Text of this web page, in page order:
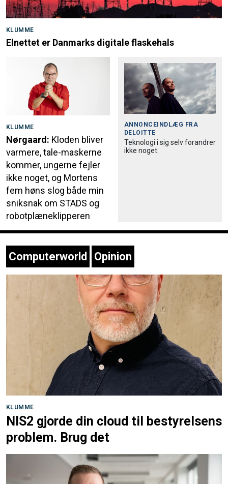
KLUMME
Elnettet er Danmarks digitale flaskehals
KLUMME
Nørgaard: Kloden bliver
varmere, tale-maskerne
kommer, ungerne fejler
ikke noget, og Mortens
fem høns slog både min
sniksnak om STADS og
robotplæneklipperen
ANNONCEINDLÆG FRA
DELOITTE
Teknologi i sig selv forandrer
ikke noget:
Computerworld Opinion
KLUMME
NIS2 gjorde din cloud til bestyrelsens
problem. Brug det